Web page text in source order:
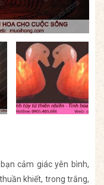
cảm giác yên bình,
khiết, trong trắng,